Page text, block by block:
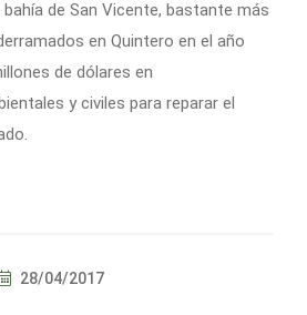
de San Vicente, bastante más
en Quintero en el año
de dólares en
y civiles para reparar el
28/04/2017